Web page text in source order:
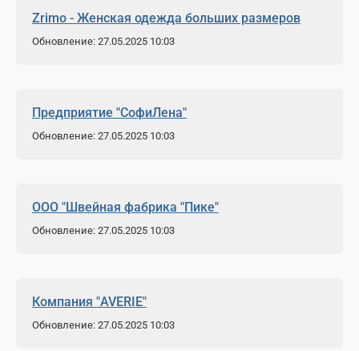
Zrimo - Женская одежда больших размеров
Обновление: 27.05.2025 10:03
Предприятие "СофиЛена"
Обновление: 27.05.2025 10:03
ООО "Швейная фабрика "Пике"
Обновление: 27.05.2025 10:03
Компания "AVERIE"
Обновление: 27.05.2025 10:03